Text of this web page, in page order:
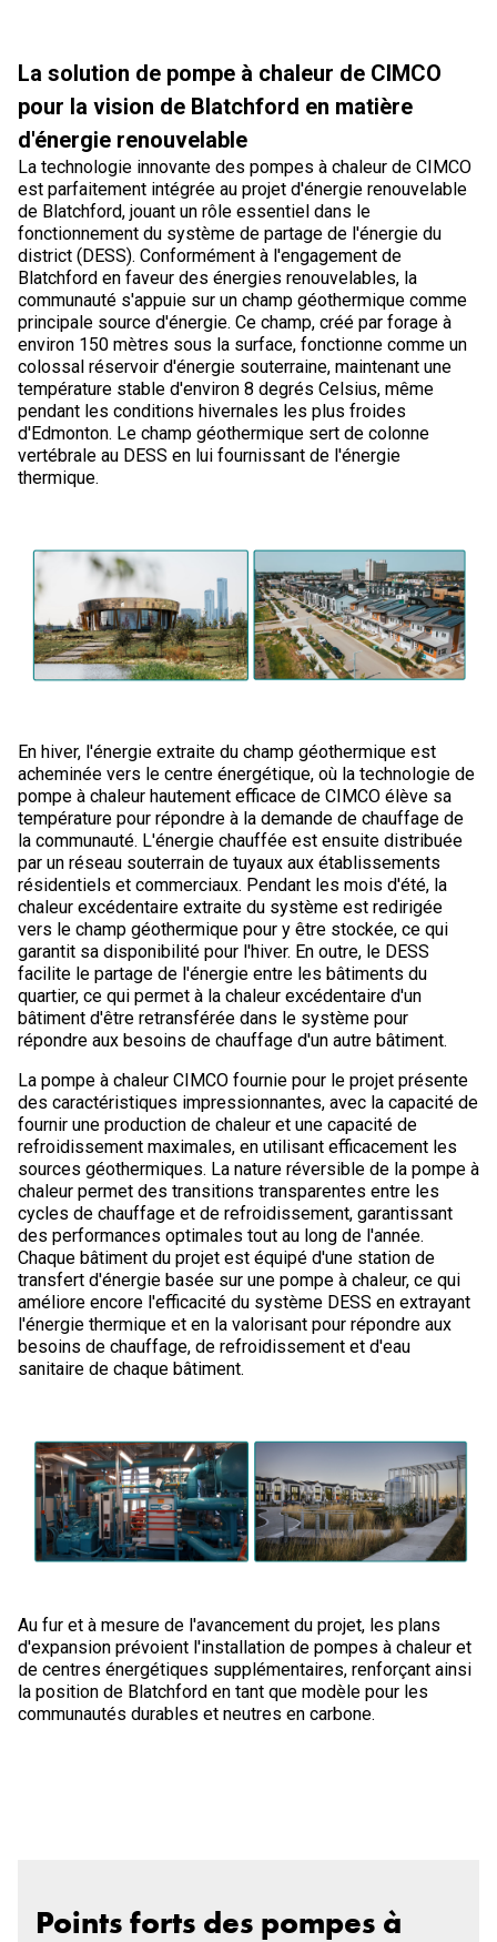
La solution de pompe à chaleur de CIMCO
pour la vision de Blatchford en matière
d'énergie renouvelable
La technologie innovante des pompes à chaleur de CIMCO
est parfaitement intégrée au projet d'énergie renouvelable
de Blatchford, jouant un rôle essentiel dans le
fonctionnement du système de partage de l'énergie du
district (DESS). Conformément à l'engagement de
Blatchford en faveur des énergies renouvelables, la
communauté s'appuie sur un champ géothermique comme
principale source d'énergie. Ce champ, créé par forage à
environ 150 mètres sous la surface, fonctionne comme un
colossal réservoir d'énergie souterraine, maintenant une
température stable d'environ 8 degrés Celsius, même
pendant les conditions hivernales les plus froides
d'Edmonton. Le champ géothermique sert de colonne
vertébrale au DESS en lui fournissant de l'énergie
thermique.
En hiver, l'énergie extraite du champ géothermique est
acheminée vers le centre énergétique, où la technologie de
pompe à chaleur hautement efficace de CIMCO élève sa
température pour répondre à la demande de chauffage de
la communauté. L'énergie chauffée est ensuite distribuée
par un réseau souterrain de tuyaux aux établissements
résidentiels et commerciaux. Pendant les mois d'été, la
chaleur excédentaire extraite du système est redirigée
vers le champ géothermique pour y être stockée, ce qui
garantit sa disponibilité pour l'hiver. En outre, le DESS
facilite le partage de l'énergie entre les bâtiments du
quartier, ce qui permet à la chaleur excédentaire d'un
bâtiment d'être retransférée dans le système pour
répondre aux besoins de chauffage d'un autre bâtiment.
La pompe à chaleur CIMCO fournie pour le projet présente
des caractéristiques impressionnantes, avec la capacité de
fournir une production de chaleur et une capacité de
refroidissement maximales, en utilisant efficacement les
sources géothermiques. La nature réversible de la pompe à
chaleur permet des transitions transparentes entre les
cycles de chauffage et de refroidissement, garantissant
des performances optimales tout au long de l'année.
Chaque bâtiment du projet est équipé d'une station de
transfert d'énergie basée sur une pompe à chaleur, ce qui
améliore encore l'efficacité du système DESS en extrayant
l'énergie thermique et en la valorisant pour répondre aux
besoins de chauffage, de refroidissement et d'eau
sanitaire de chaque bâtiment.
Au fur et à mesure de l'avancement du projet, les plans
d'expansion prévoient l'installation de pompes à chaleur et
de centres énergétiques supplémentaires, renforçant ainsi
la position de Blatchford en tant que modèle pour les
communautés durables et neutres en carbone.
Points forts des pompes à